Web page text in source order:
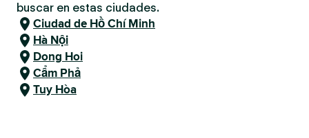
buscar en estas ciudades.
Ciudad de Hồ Chí Minh
Hà Nội
Dong Hoi
Cẩm Phả
Tuy Hòa